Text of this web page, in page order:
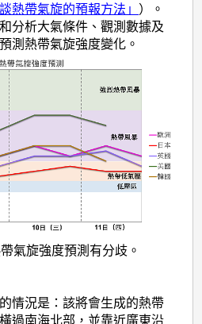
談熱帶氣旋的預報方法」
）。
分析大氣條件、觀測數據及
測熱帶氣旋強度變化。
氣旋強度預測有分歧。
情況是：該將會生成的熱帶
過南海北部，並靠近廣東沿